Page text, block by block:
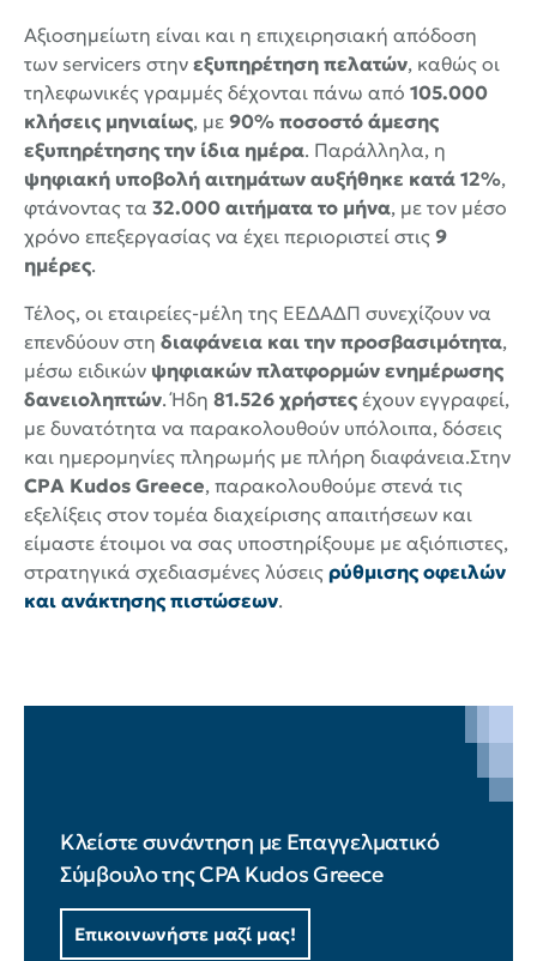
Αξιοσημείωτη είναι και η επιχειρησιακή απόδοση
των servicers στην εξυπηρέτηση πελατών, καθώς οι
τηλεφωνικές γραμμές δέχονται πάνω από 105.000
κλήσεις μηνιαίως, με 90% ποσοστό άμεσης
εξυπηρέτησης την ίδια ημέρα. Παράλληλα, η
ψηφιακή υποβολή αιτημάτων αυξήθηκε κατά 12%,
φτάνοντας τα 32.000 αιτήματα το μήνα, με τον μέσο
χρόνο επεξεργασίας να έχει περιοριστεί στις 9
ημέρες.
Τέλος, οι εταιρείες-μέλη της ΕΕΔΑΔΠ συνεχίζουν να
επενδύουν στη διαφάνεια και την προσβασιμότητα,
μέσω ειδικών ψηφιακών πλατφορμών ενημέρωσης
δανειοληπτών. Ήδη 81.526 χρήστες έχουν εγγραφεί,
με δυνατότητα να παρακολουθούν υπόλοιπα, δόσεις
και ημερομηνίες πληρωμής με πλήρη διαφάνεια.Στην
CPA Kudos Greece, παρακολουθούμε στενά τις
εξελίξεις στον τομέα διαχείρισης απαιτήσεων και
είμαστε έτοιμοι να σας υποστηρίξουμε με αξιόπιστες,
στρατηγικά σχεδιασμένες λύσεις ρύθμισης οφειλών
και ανάκτησης πιστώσεων.
Κλείστε συνάντηση με Επαγγελματικό
Σύμβουλο της CPA Kudos Greece
Επικοινωνήστε μαζί μας!